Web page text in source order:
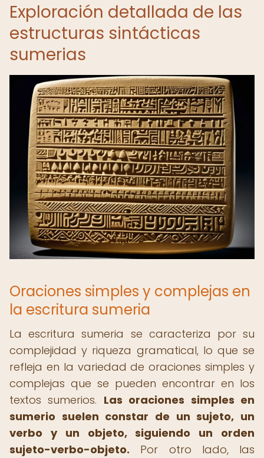
Exploración detallada de las
estructuras sintácticas
sumerias
Oraciones simples y complejas en
la escritura sumeria
La escritura sumeria se caracteriza por su
complejidad y riqueza gramatical, lo que se
refleja en la variedad de oraciones simples y
complejas que se pueden encontrar en los
textos sumerios. Las oraciones simples en
sumerio suelen constar de un sujeto, un
verbo y un objeto, siguiendo un orden
sujeto-verbo-objeto. Por otro lado, las